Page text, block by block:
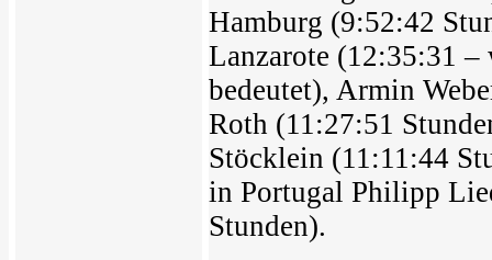
Hamburg (9:52:42
Lanzarote (12:35:31
bedeutet), Armin
Roth (11:27:51
Stöcklein (11:11:44
in Portugal Philipp
Stunden).